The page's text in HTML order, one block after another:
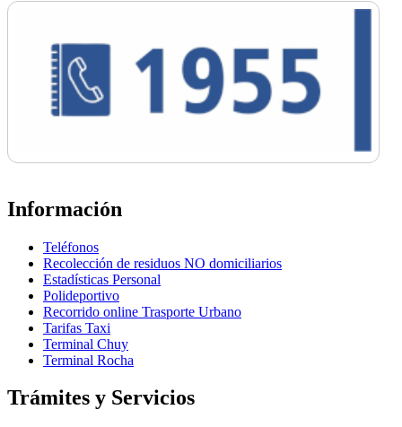
Información
Teléfonos
Recolección de residuos NO domiciliarios
Estadísticas Personal
Polideportivo
Recorrido online Trasporte Urbano
Tarifas Taxi
Terminal Chuy
Terminal Rocha
Trámites y Servicios